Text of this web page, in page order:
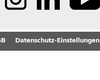
Datenschutz-Einstellungen